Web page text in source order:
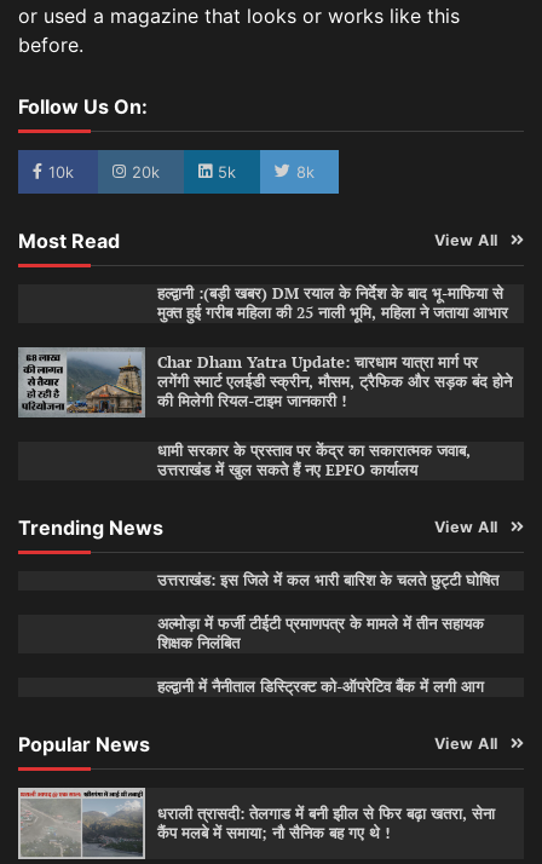
or used a magazine that looks or works like this
before.
Follow Us On:
10k 20k 5k 8k
Most Read View All
हल्द्वानी :(बड़ी खबर) DM रयाल के निर्देश के बाद भू-माफिया से
मुक्त हुई गरीब महिला की 25 नाली भूमि, महिला ने जताया आभार
Char Dham Yatra Update: चारधाम यात्रा मार्ग पर
लगेंगी स्मार्ट एलईडी स्क्रीन, मौसम, ट्रैफिक और सड़क बंद होने
की मिलेगी रियल-टाइम जानकारी !
धामी सरकार के प्रस्ताव पर केंद्र का सकारात्मक जवाब,
उत्तराखंड में खुल सकते हैं नए EPFO कार्यालय
Trending News View All
उत्तराखंड: इस जिले में कल भारी बारिश के चलते छुट्टी घोषित
अल्मोड़ा में फर्जी टीईटी प्रमाणपत्र के मामले में तीन सहायक
शिक्षक निलंबित
हल्द्वानी में नैनीताल डिस्ट्रिक्ट को-ऑपरेटिव बैंक में लगी आग
Popular News View All
धराली त्रासदी: तेलगाड में बनी झील से फिर बढ़ा खतरा, सेना
कैंप मलबे में समाया; नौ सैनिक बह गए थे !